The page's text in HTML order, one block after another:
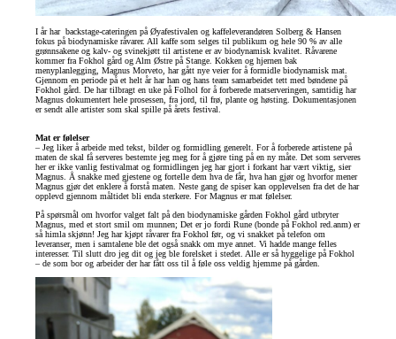
I år har backstage-cateringen på Øyafestivalen og kaffeleverandøren Solberg & Hansen
fokus på biodynamiske råvarer. All kaffe som selges til publikum og hele 90 % av alle
grønnsakene og kalv- og svinekjøtt til artistene er av biodynamisk kvalitet. Råvarene
kommer fra Fokhol gård og Alm Østre på Stange. Kokken og hjernen bak
menyplanlegging, Magnus Morveto, har gått nye veier for å formidle biodynamisk mat.
Gjennom en periode på et helt år har han og hans team samarbeidet tett med bøndene på
Fokhol gård. De har tilbragt en uke på Folhol for å forberede matserveringen, samtidig har
Magnus dokumentert hele prosessen, fra jord, til frø, plante og høsting. Dokumentasjonen
er sendt alle artister som skal spille på årets festival.
Mat er følelser
– Jeg liker å arbeide med tekst, bilder og formidling generelt. For å forberede artistene på
maten de skal få serveres bestemte jeg meg for å gjøre ting på en ny måte. Det som serveres
her er ikke vanlig festivalmat og formidlingen jeg har gjort i forkant har vært viktig, sier
Magnus. Å snakke med gjestene og fortelle dem hva de får, hva han gjør og hvorfor mener
Magnus gjør det enklere å forstå maten. Neste gang de spiser kan opplevelsen fra det de har
opplevd gjennom måltidet bli enda sterkere. For Magnus er mat følelser.
På spørsmål om hvorfor valget falt på den biodynamiske gården Fokhol gård utbryter
Magnus, med et stort smil om munnen; Det er jo fordi Rune (bonde på Fokhol red.anm) er
så himla skjønn! Jeg har kjøpt råvarer fra Fokhol før, og vi snakket på telefon om
leveranser, men i samtalene ble det også snakk om mye annet. Vi hadde mange felles
interesser. Til slutt dro jeg dit og jeg ble forelsket i stedet. Alle er så hyggelige på Fokhol
– de som bor og arbeider der har fått oss til å føle oss veldig hjemme på gården.